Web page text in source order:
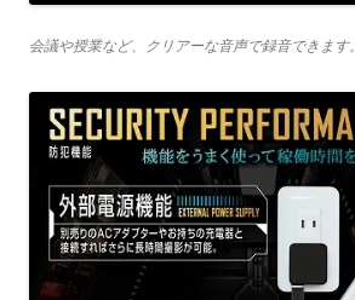
会議や授業など、クリアーな音声で録音できます。